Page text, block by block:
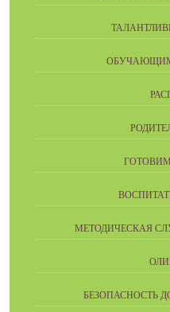
МЕТОДИЧЕСКАЯ
БЕЗОПАСНОСТЬ